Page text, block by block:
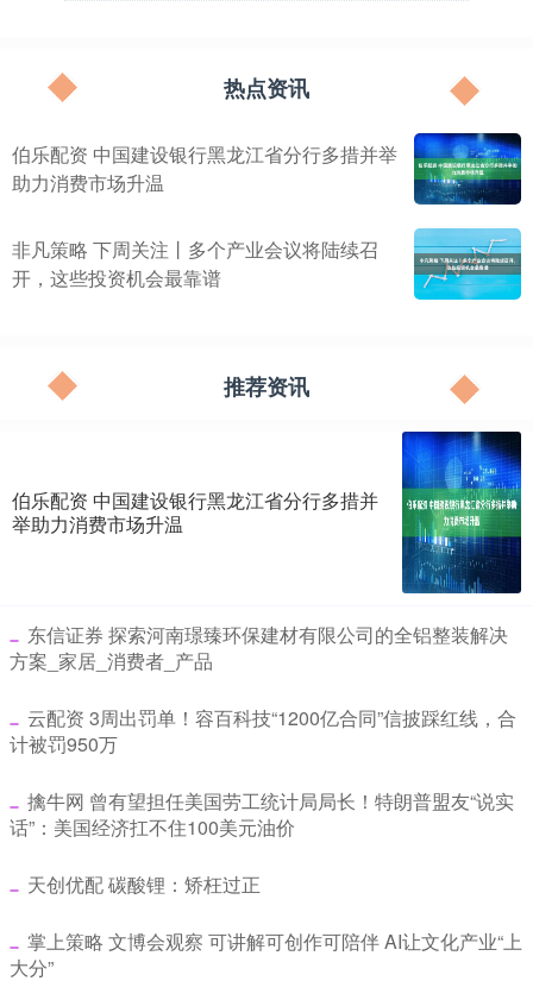
热点资讯
伯乐配资 中国建设银行黑龙江省分行多措并举
助力消费市场升温
非凡策略 下周关注丨多个产业会议将陆续召
开，这些投资机会最靠谱
推荐资讯
伯乐配资 中国建设银行黑龙江省分行多措并
举助力消费市场升温
​东信证券 探索河南璟臻环保建材有限公司的全铝整装解决
方案_家居_消费者_产品
​云配资 3周出罚单！容百科技“1200亿合同”信披踩红线，合
计被罚950万
​擒牛网 曾有望担任美国劳工统计局局长！特朗普盟友“说实
话”：美国经济扛不住100美元油价
​天创优配 碳酸锂：矫枉过正
​掌上策略 文博会观察 可讲解可创作可陪伴 AI让文化产业“上
大分”